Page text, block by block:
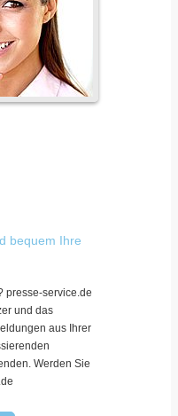
bequem Ihre
presse-service.de
und das
aus Ihrer
Werden Sie